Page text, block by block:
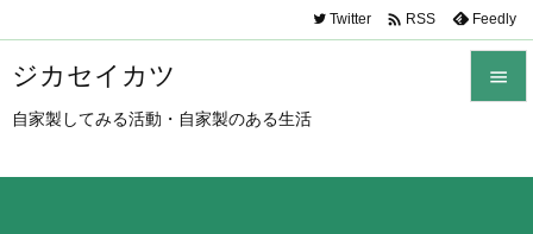
ジカセイカツ
自家製してみる活動・自家製のある生活

Twitter  RSS Feedly